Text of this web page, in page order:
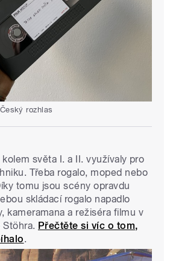
rozhlas
světa I. a II. využívaly pro
Třeba rogalo, moped nebo
tomu jsou scény opravdu
skládací rogalo napadlo
kameramana a režiséra filmu v
Přečtěte si víc o tom,
.